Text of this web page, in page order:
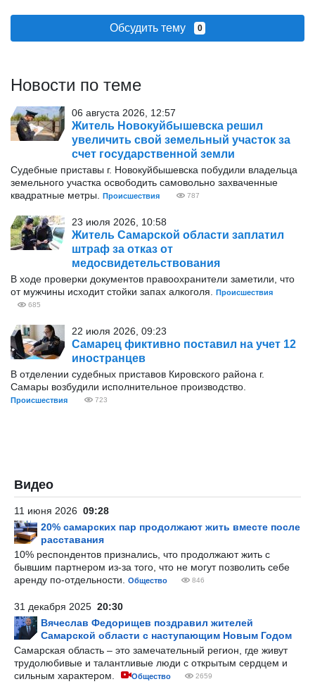
Обсудить тему 0
Новости по теме
06 августа 2026, 12:57
Житель Новокуйбышевска решил
увеличить свой земельный участок за
счет государственной земли
Судебные приставы г. Новокуйбышевска побудили владельца
земельного участка освободить самовольно захваченные
квадратные метры.
Происшествия 787
23 июля 2026, 10:58
Житель Самарской области заплатил
штраф за отказ от
медосвидетельствования
В ходе проверки документов правоохранители заметили, что
от мужчины исходит стойки запах алкоголя.
Происшествия
685
22 июля 2026, 09:23
Самарец фиктивно поставил на учет 12
иностранцев
В отделении судебных приставов Кировского района г.
Самары возбудили исполнительное производство.
Происшествия 723
Видео
11 июня 2026 09:28
20% самарских пар продолжают жить вместе после
расставания
10% респондентов признались, что продолжают жить с
бывшим партнером из-за того, что не могут позволить себе
аренду по-отдельности.
Общество 846
31 декабря 2025 20:30
Вячеслав Федорищев поздравил жителей
Самарской области с наступающим Новым Годом
Самарская область – это замечательный регион, где живут
трудолюбивые и талантливые люди с открытым сердцем и
сильным характером.
Общество 2659